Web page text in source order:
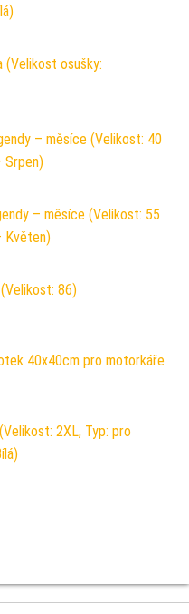
(Velikost osušky:
– měsíce (Velikost: 40
Srpen)
– měsíce (Velikost: 55
Květen)
86)
40x40cm pro motorkáře
2XL, Typ: pro